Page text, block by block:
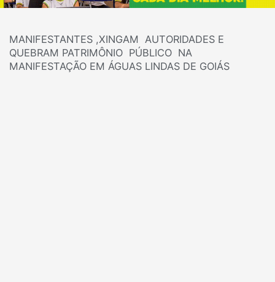
MANIFESTANTES ,XINGAM AUTORIDADES E
QUEBRAM PATRIMÔNIO PÚBLICO NA
MANIFESTAÇÃO EM ÁGUAS LINDAS DE GOIÁS